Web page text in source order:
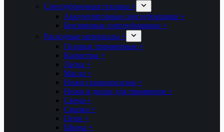
Снегоуборочная техника +
Аккумуляторные снегоуборщики +
Бензиновые снегоуборщики +
Расходные материалы +
Головки триммерные +
Канистры +
Леска +
Масла +
Ножи газонокосилок +
Ножи и диски для триммеров +
Свечи +
Смазки +
Цепи +
Шины +